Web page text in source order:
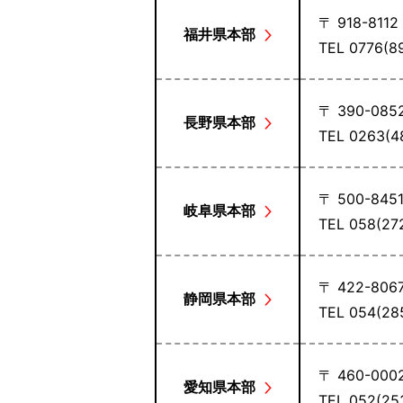
福井県本部
〒 918-8112
TEL
長野県本部
〒 390-
TEL
岐阜県本部
〒 500-
TEL
静岡県本部
〒 422-
TEL
愛知県本部
〒 460-